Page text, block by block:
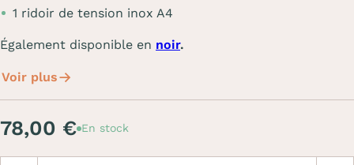
1 ridoir de tension inox A4
Également disponible en noir.
Voir plus
78,00 € En stock